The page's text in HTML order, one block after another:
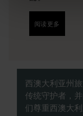
阅读更多
阅读更多
西澳大利亚州
传统守护者，
们尊重西澳大